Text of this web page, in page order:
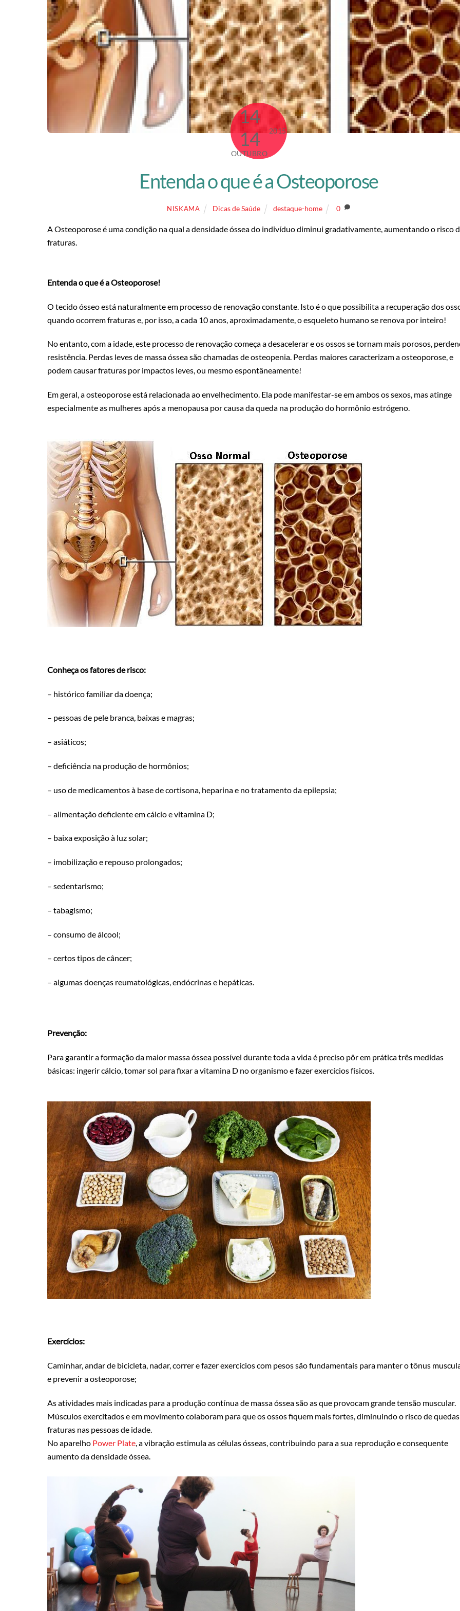
14
14
OUTUBRO
2015
Entenda o que é a Osteoporose
NISKAMA Dicas de Saúde destaque-home 0
A Osteoporose é uma condição na qual a densidade óssea do indivíduo diminui gradativamente, aumentando o risco
fraturas.
Entenda o que é a Osteoporose!
O tecido ósseo está naturalmente em processo de renovação constante. Isto é o que possibilita a recuperação dos
quando ocorrem fraturas e, por isso, a cada 10 anos, aproximadamente, o esqueleto humano se renova por inteiro!
No entanto, com a idade, este processo de renovação começa a desacelerar e os ossos se tornam mais porosos,
resistência. Perdas leves de massa óssea são chamadas de osteopenia. Perdas maiores caracterizam a osteoporose, e
podem causar fraturas por impactos leves, ou mesmo espontâneamente!
Em geral, a osteoporose está relacionada ao envelhecimento. Ela pode manifestar-se em ambos os sexos, mas atinge
especialmente as mulheres após a menopausa por causa da queda na produção do hormônio estrógeno.
Conheça os fatores de risco:
– histórico familiar da doença;
– pessoas de pele branca, baixas e magras;
– asiáticos;
– deficiência na produção de hormônios;
– uso de medicamentos à base de cortisona, heparina e no tratamento da epilepsia;
– alimentação deficiente em cálcio e vitamina D;
– baixa exposição à luz solar;
– imobilização e repouso prolongados;
– sedentarismo;
– tabagismo;
– consumo de álcool;
– certos tipos de câncer;
– algumas doenças reumatológicas, endócrinas e hepáticas.
Prevenção:
Para garantir a formação da maior massa óssea possível durante toda a vida é preciso pôr em prática três medidas
básicas: ingerir cálcio, tomar sol para fixar a vitamina D no organismo e fazer exercícios físicos.
Exercícios:
Caminhar, andar de bicicleta, nadar, correr e fazer exercícios com pesos são fundamentais para manter o tônus
e prevenir a osteoporose;
As atividades mais indicadas para a produção contínua de massa óssea são as que provocam grande tensão muscular.
Músculos exercitados e em movimento colaboram para que os ossos fiquem mais fortes, diminuindo o risco de
fraturas nas pessoas de idade.
No aparelho Power Plate, a vibração estimula as células ósseas, contribuindo para a sua reprodução e consequente
aumento da densidade óssea.